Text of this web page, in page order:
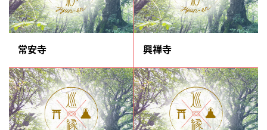
常安寺 興禅寺